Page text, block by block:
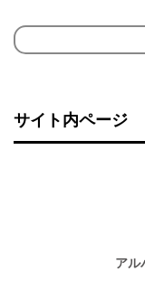
検
サイト内ページ
アル